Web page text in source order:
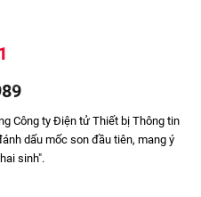
Công ty Điện tử Thiết bị Thông tin
dấu mốc son đầu tiên, mang ý
sinh".